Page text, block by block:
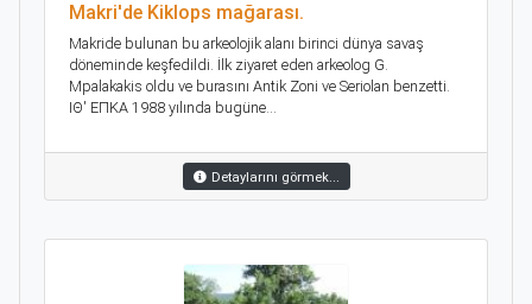
Makri'de Kiklops mağarası.
Makride bulunan bu arkeolojik alanı birinci dünya savaş
döneminde keşfedildi. İlk ziyaret eden arkeolog G.
Mpalakakis oldu ve burasını Antik Zoni ve Seriolan benzetti.
ΙΘ' ΕΠΚΑ 1988 yılında bugüne...
Detaylarını görmek...